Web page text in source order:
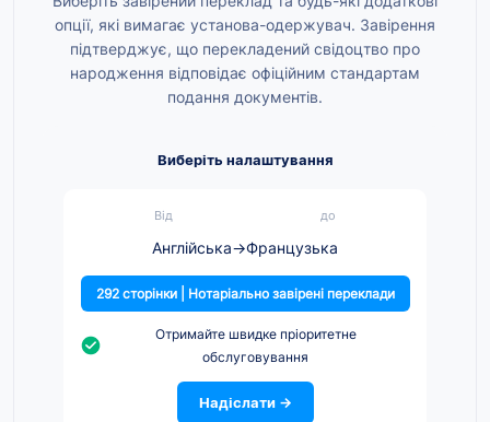
опції, які вимагає установа-одержувач. Завірення
підтверджує, що перекладений свідоцтво про
народження відповідає офіційним стандартам
подання документів.
Виберіть налаштування
Від до
Англійська→Французька
292 сторінки | Нотаріально завірені переклади
Отримайте швидке пріоритетне
обслуговування
Надіслати →